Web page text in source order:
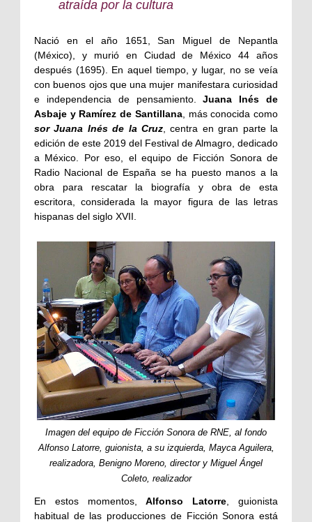
atraída por la cultura
Nació en el año 1651, San Miguel de Nepantla
(México), y murió en Ciudad de México 44 años
después (1695). En aquel tiempo, y lugar, no se veía
con buenos ojos que una mujer manifestara curiosidad
e independencia de pensamiento.Juana Inés de
Asbaje y Ramírez de Santillana, más conocida como
sor Juana Inés de la Cruz , centra en gran parte la
edición de este 2019 del Festival de Almagro, dedicado
a México. Por eso, el equipo de Ficción Sonora de
Radio Nacional de España se ha puesto manos a la
obra para rescatar la biografía y obra de esta
escritora, considerada la mayor figura de las letras
hispanas del siglo XVII.
Imagen del equipo de Ficción Sonora de RNE, al fondo
Alfonso Latorre, guionista, a su izquierda, Mayca Aguilera,
realizadora, Benigno Moreno, director y Miguel Ángel
Coleto, realizador
En estos momentos,Alfonso Latorre , guionista
habitual de las producciones de Ficción Sonora está